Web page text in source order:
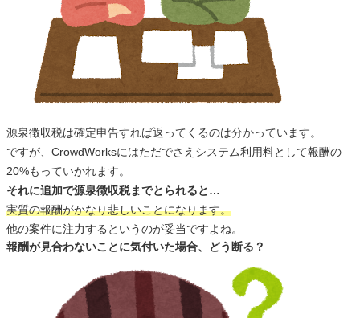
源泉徴収税は確定申告すれば返ってくるのは分かっています。
ですが、CrowdWorksにはただでさえシステム利用料として報酬の
20%もっていかれます。
それに追加で源泉徴収税までとられると…
実質の報酬がかなり悲しいことになります。
他の案件に注力するというのが妥当ですよね。
報酬が見合わないことに気付いた場合、どう断る？